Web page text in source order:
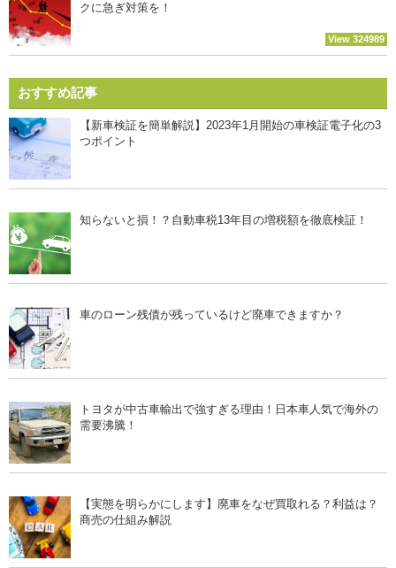
クに急ぎ対策を！
View 324989
おすすめ記事
【新車検証を簡単解説】2023年1月開始の車検証電子化の3
つポイント
知らないと損！？自動車税13年目の増税額を徹底検証！
車のローン残債が残っているけど廃車できますか？
トヨタが中古車輸出で強すぎる理由！日本車人気で海外の
需要沸騰！
【実態を明らかにします】廃車をなぜ買取れる？利益は？
商売の仕組み解説